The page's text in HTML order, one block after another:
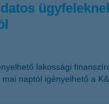
lakossági
naptól igényelhető a